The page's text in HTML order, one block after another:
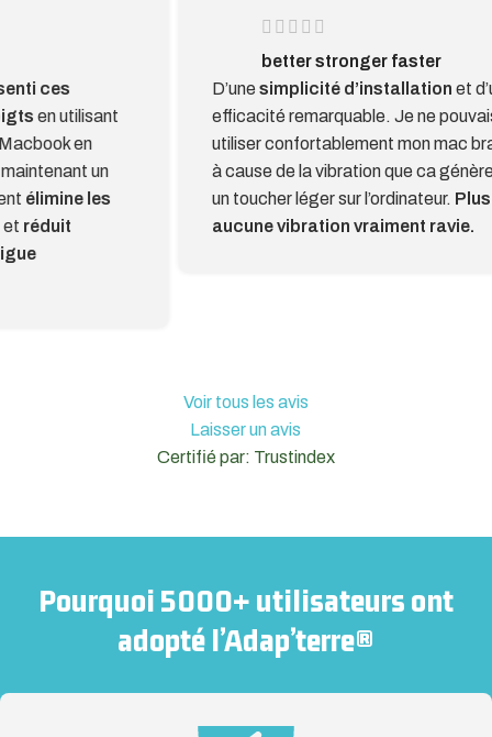
better stronger faster
D’une
simplicité d’installationet d’une
efficacité remarquable. Je ne pouvais pas
utiliser confortablement mon mac branché
à cause de la vibration que ca génère avec
un toucher léger sur l’ordinateur.Plus
aucune vibration vraiment ravie.
Je
Voir tous les avis
Laisser un avis
Certifié par: Trustindex
Pourquoi 5000+ utilisateurs ont
adopté l’Adap’terre®